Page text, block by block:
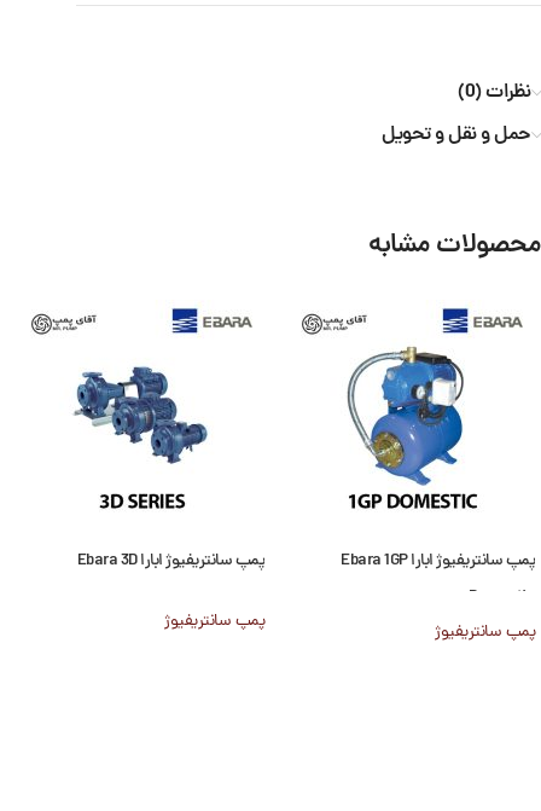
نظرات (0)
حمل و نقل و تحویل
محصولات مشابه
پمپ سانتریفیوژ ابارا Ebara 1GP
Domestic
پمپ سانتریفیوژ
پمپ سانتریفیوژ ابارا Ebara 3D
پمپ سانتریفیوژ